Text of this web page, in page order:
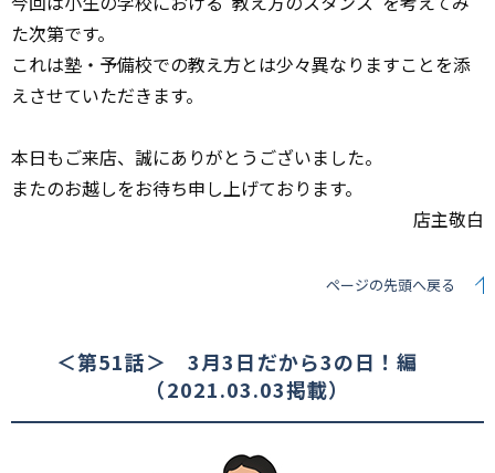
た次第です。
これは塾・予備校での教え方とは少々異なりますことを添
えさせていただきます。
本日もご来店、誠にありがとうございました。
またのお越しをお待ち申し上げております。
店主敬白
ページの先頭へ戻る
＜第51話＞ 3月3日だから3の日！編
（2021.03.03掲載）